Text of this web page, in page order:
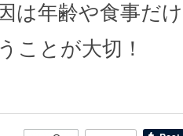
は年齢や食事だ
ことが大切！